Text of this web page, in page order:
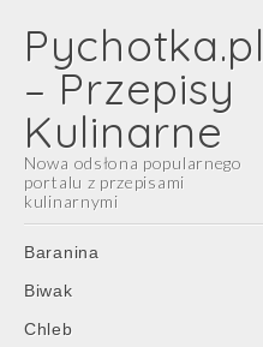
Pychotka.pl
– Przepisy
Kulinarne
Nowa odsłona popularnego
portalu z przepisami
kulinarnymi
Main
menu
Skip
content
Baranina
Biwak
Chleb